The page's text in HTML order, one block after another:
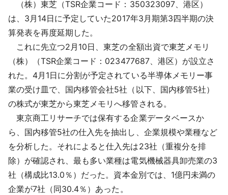
採用情報
よくあるご質問
English
（株）東芝（TSR企業コード：350323097、港区）
は、3月14日に予定していた2017年3月期第3四半期の決
算発表を再度延期した。
これに先立つ2月10日、東芝の全額出資で東芝メモリ
（株）（TSR企業コード：023477687、港区）が設立さ
れた。4月1日に分割が予定されている半導体メモリー事
業の受け皿で、国内移管会社5社（以下、国内移管5社）
の株式が東芝から東芝メモリへ移管される。
東京商工リサーチでは保有する企業データベースか
ら、国内移管5社の仕入先を抽出し、企業規模や業種など
を分析した。それによると仕入先は23社（重複分を排
除）が確認され、最も多い業種は電気機械器具卸売業の3
社（構成比13.0％）だった。資本金別では、1億円未満の
企業が7社（同30.4％）あった。